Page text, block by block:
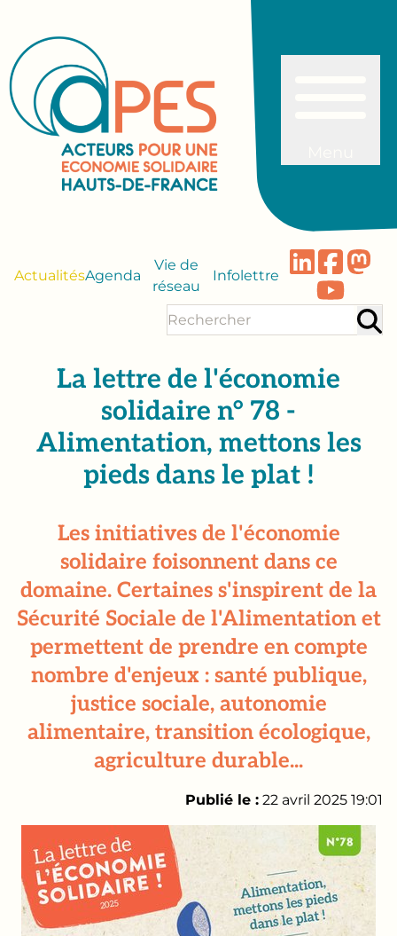
ActualitésAgenda
Vie de
réseau
Infolettre
La lettre de l'économie
solidaire n° 78 -
Alimentation, mettons les
pieds dans le plat !
Les initiatives de l'économie
solidaire foisonnent dans ce
domaine. Certaines s'inspirent de la
Sécurité Sociale de l'Alimentation et
permettent de prendre en compte
nombre d'enjeux : santé publique,
justice sociale, autonomie
alimentaire, transition écologique,
agriculture durable...
Publié le : 22 avril 2025 19:01